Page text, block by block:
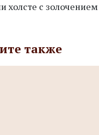
холсте с золочением
также